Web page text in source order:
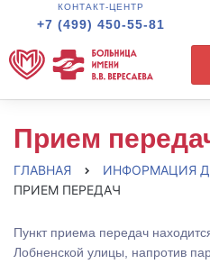
КОНТАКТ-ЦЕНТР
+7 (499) 450-55-81
Прием
ГЛАВНАЯ
ИНФОРМАЦИЯ
ПРИЕМ ПЕРЕДАЧ
Пункт приема передач
Лобненской улицы, напротив